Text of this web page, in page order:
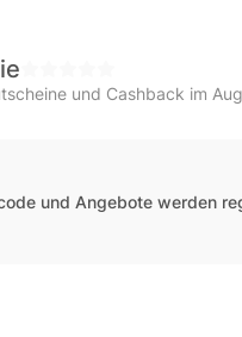
und Cashback im
und Angebote werden